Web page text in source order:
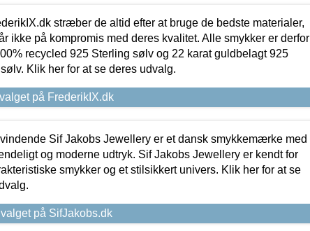
stræber de altid efter at bruge de bedste materialer,
ikke på kompromis med deres kvalitet. Alle smykker er derfor
recycled 925 Sterling sølv og 22 karat guldbelagt 925
Klik her for at se deres udvalg.
på FrederikIX.dk
Sif Jakobs Jewellery er et dansk smykkemærke med
og moderne udtryk. Sif Jakobs Jewellery er kendt for
smykker og et stilsikkert univers. Klik her for at se
på SifJakobs.dk